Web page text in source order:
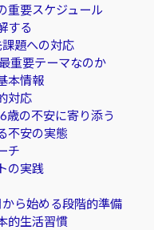
重要スケジュール
する
題への対応
重要テーマなのか
本情報
対応
の不安に寄り添う
不安の実態
チ
の実践
ら始める段階的準備
的生活習慣